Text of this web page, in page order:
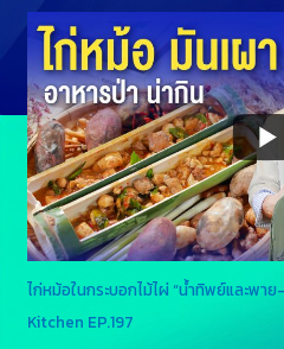
ไก่หม้อในกระบอกไม้ไผ่ “น้ำทิพย์และพา
Kitchen EP.197